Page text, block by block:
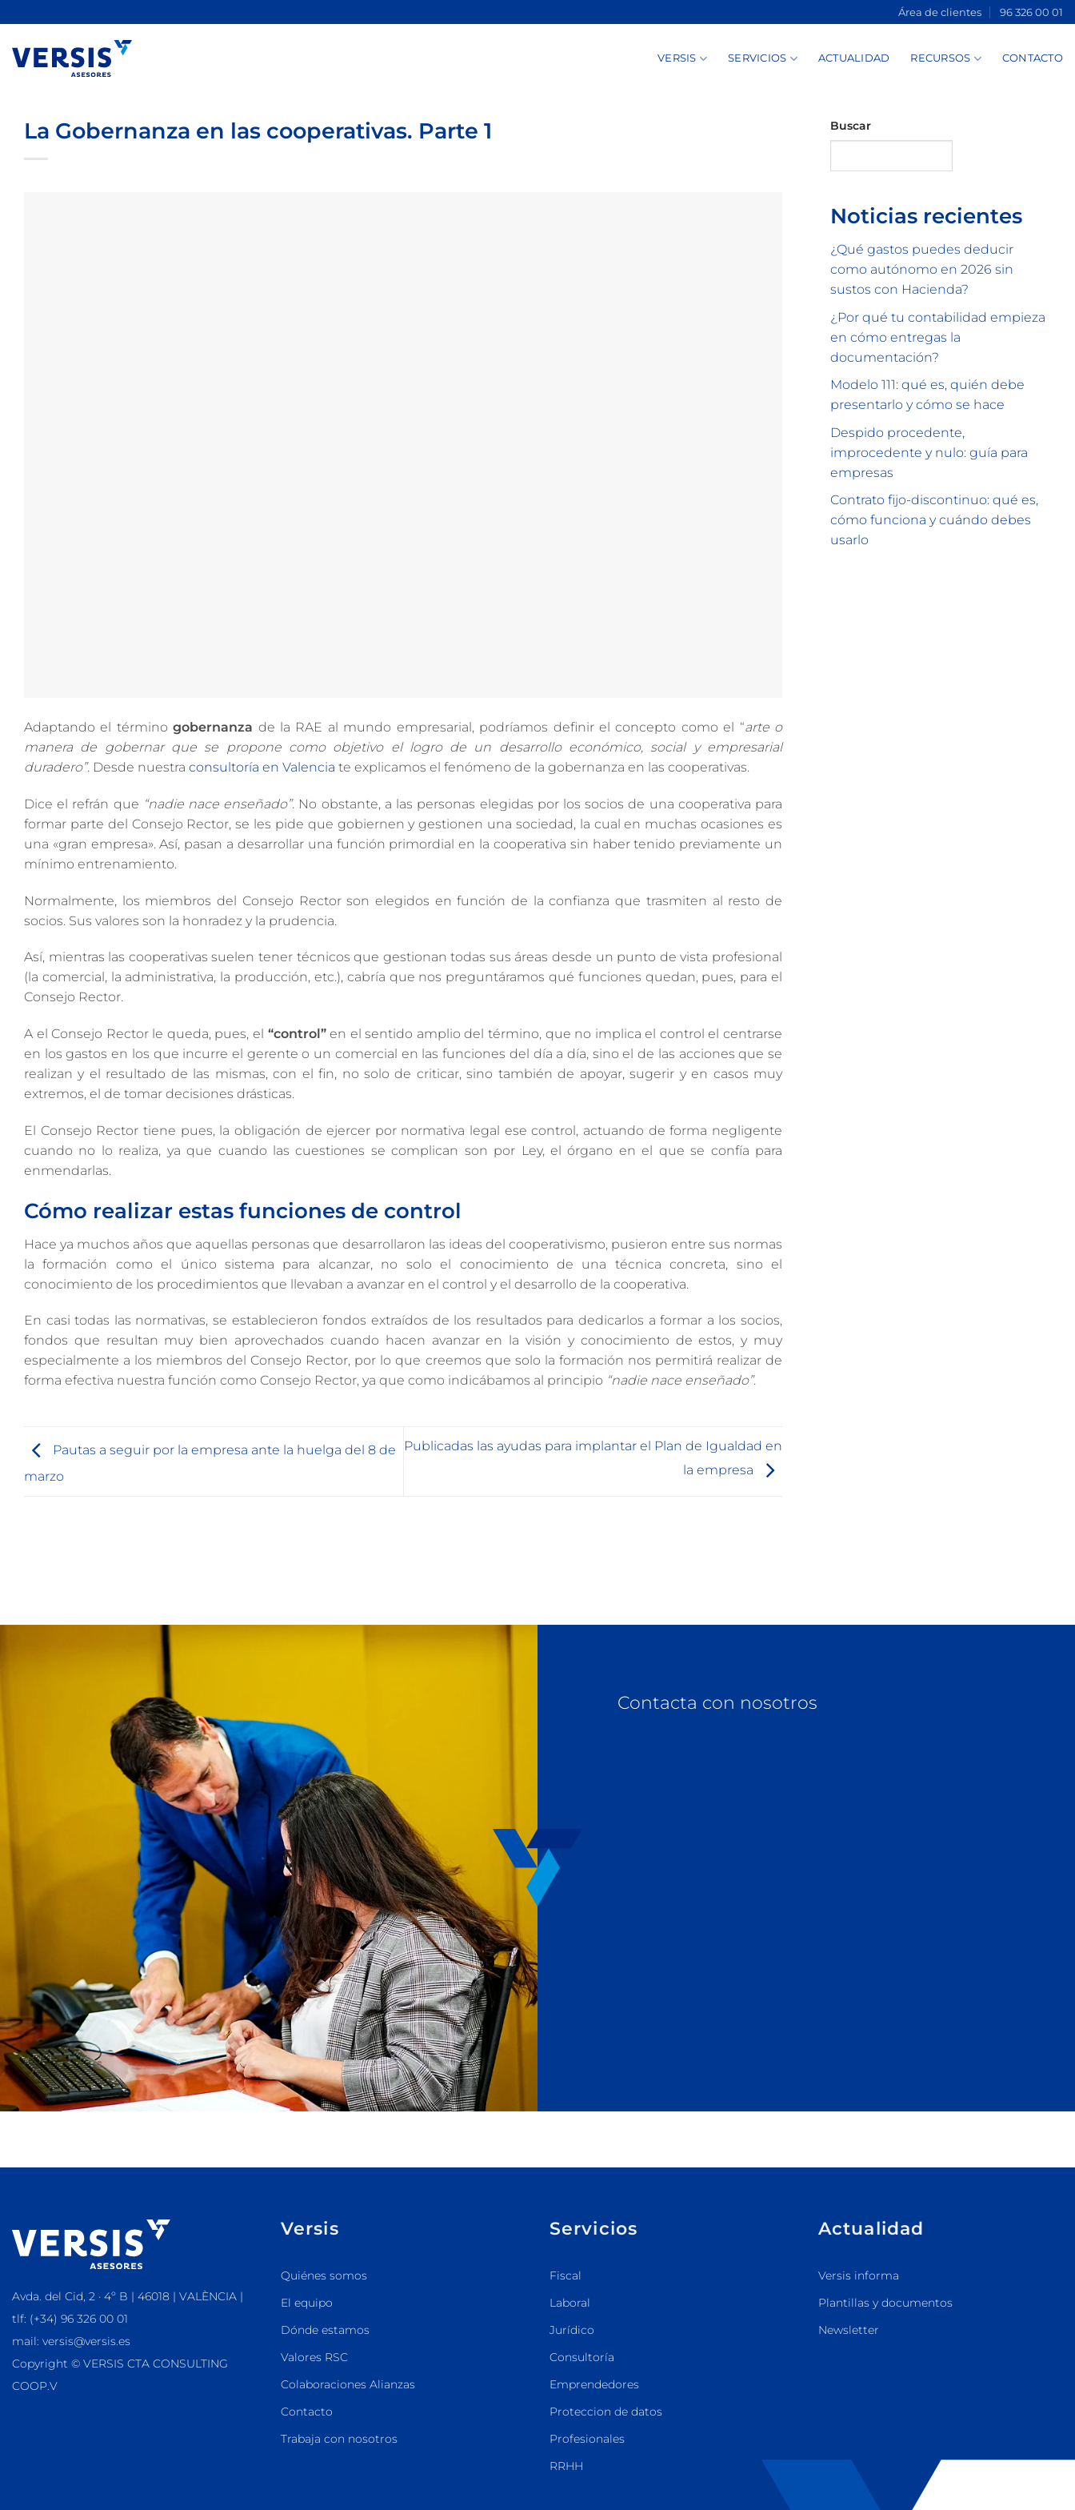
contenido
Área de clientes 96 326 00 01
VERSIS SERVICIOS ACTUALIDAD RECURSOS CONTACTO
La Gobernanza en las cooperativas. Parte 1
Adaptando el términogobernanza de la RAE al mundo empresarial, podríamos definir el concepto como el “arte o
manera de gobernar que se propone como objetivo el logro de un desarrollo económico, social y empresarial
duradero”. Desde nuestra consultoría en Valencia te explicamos el fenómeno de la gobernanza en las cooperativas.
Dice el refrán que “nadie nace enseñado”. No obstante, a las personas elegidas por los socios de una cooperativa para
formar parte del Consejo Rector, se les pide que gobiernen y gestionen una sociedad, la cual en muchas ocasiones es
una «gran empresa». Así, pasan a desarrollar una función primordial en la cooperativa sin haber tenido previamente un
mínimo entrenamiento.
Normalmente, los miembros del Consejo Rector son elegidos en función de la confianza que trasmiten al resto de
socios. Sus valores son la honradez y la prudencia.
Así, mientras las cooperativas suelen tener técnicos que gestionan todas sus áreas desde un punto de vista profesional
(la comercial, la administrativa, la producción, etc.), cabría que nos preguntáramos qué funciones quedan, pues, para el
Consejo Rector.
A el Consejo Rector le queda, pues, el “control”en el sentido amplio del término, que no implica el control el centrarse
en los gastos en los que incurre el gerente o un comercial en las funciones del día a día, sino el de las acciones que se
realizan y el resultado de las mismas, con el fin, no solo de criticar, sino también de apoyar, sugerir y en casos muy
extremos, el de tomar decisiones drásticas.
El Consejo Rector tiene pues, la obligación de ejercer por normativa legal ese control, actuando de forma negligente
cuando no lo realiza, ya que cuando las cuestiones se complican son por Ley, el órgano en el que se confía para
enmendarlas.
Cómo realizar estas funciones de control
Hace ya muchos años que aquellas personas que desarrollaron las ideas del cooperativismo, pusieron entre sus normas
la formación como el único sistema para alcanzar, no solo el conocimiento de una técnica concreta, sino el
conocimiento de los procedimientos que llevaban a avanzar en el control y el desarrollo de la cooperativa.
En casi todas las normativas, se establecieron fondos extraídos de los resultados para dedicarlos a formar a los socios,
fondos que resultan muy bien aprovechados cuando hacen avanzar en la visión y conocimiento de estos, y muy
especialmente a los miembros del Consejo Rector, por lo que creemos que solo la formación nos permitirá realizar de
forma efectiva nuestra función como Consejo Rector, ya que como indicábamos al principio “nadie nace enseñado”.
Pautas a seguir por la empresa ante la huelga del 8 de
marzo
Publicadas las ayudas para implantar el Plan de Igualdad en
la empresa
Buscar
Noticias recientes
¿Qué gastos puedes deducir
como autónomo en 2026 sin
sustos con Hacienda?
¿Por qué tu contabilidad empieza
en cómo entregas la
documentación?
Modelo 111: qué es, quién debe
presentarlo y cómo se hace
Despido procedente,
improcedente y nulo: guía para
empresas
Contrato fijo-discontinuo: qué es,
cómo funciona y cuándo debes
usarlo
Contacta con nosotros
Avda. del Cid, 2 · 4º B | 46018 | VALÈNCIA |
tlf: (+34) 96 326 00 01
mail: versis@versis.es
Copyright © VERSIS CTA CONSULTING
COOP.V
Versis
Quiénes somos
El equipo
Dónde estamos
Valores RSC
Colaboraciones Alianzas
Contacto
Trabaja con nosotros
Servicios
Fiscal
Laboral
Jurídico
Consultoría
Emprendedores
Proteccion de datos
Profesionales
RRHH
Actualidad
Versis informa
Plantillas y documentos
Newsletter